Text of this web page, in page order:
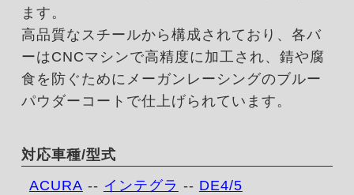
ます。
高品質なスチールから構成されており、各バ
ーはCNCマシンで高精度に加工され、錆や腐
食を防ぐためにメーガンレーシングのブルー
パウダーコートで仕上げられています。
対応車種/型式
ACURA -- インテグラ -- DE4/5